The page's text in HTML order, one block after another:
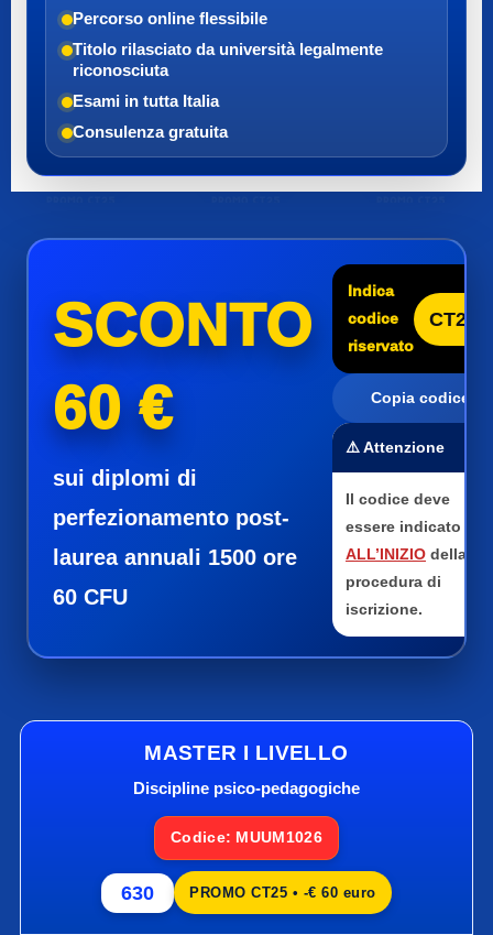
Percorso online flessibile
Titolo rilasciato da università legalmente
riconosciuta
Esami in tutta Italia
Consulenza gratuita
SCONTO
60 €
sui diplomi di
perfezionamento post-
laurea annuali 1500 ore
60 CFU
Indica
codice
riservato
CT25
Copia codice
⚠️ Attenzione
Il codice deve
essere indicato
ALL’INIZIO della
procedura di
iscrizione.
MASTER I LIVELLO
Discipline psico-pedagogiche
Codice: MUUM1026
630 PROMO CT25 • -€ 60 euro